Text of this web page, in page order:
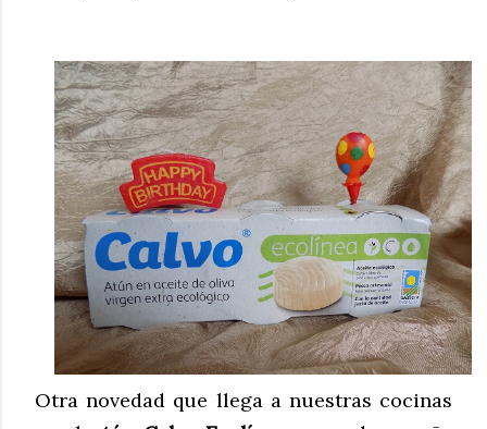
Otra novedad que llega a nuestras cocinas